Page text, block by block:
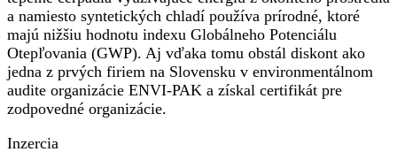
a namiesto syntetických chladí používa prírodné, ktoré
majú nižšiu hodnotu indexu Globálneho Potenciálu
Otepľovania (GWP). Aj vďaka tomu obstál diskont ako
jedna z prvých firiem na Slovensku v environmentálnom
audite organizácie ENVI-PAK a získal certifikát pre
zodpovedné organizácie.
Inzercia